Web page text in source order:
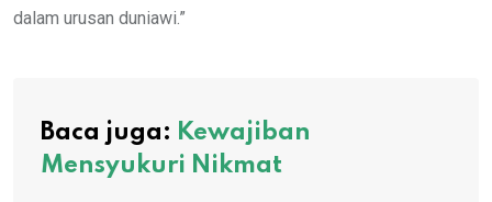
dalam urusan duniawi.”
Baca juga: Kewajiban
Mensyukuri Nikmat